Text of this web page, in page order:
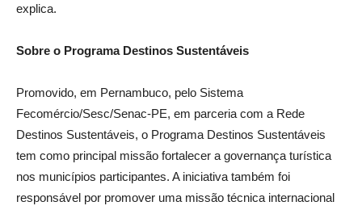
explica.
Sobre o Programa Destinos Sustentáveis
Promovido, em Pernambuco, pelo Sistema
Fecomércio/Sesc/Senac-PE, em parceria com a Rede
Destinos Sustentáveis, o Programa Destinos Sustentáveis
tem como principal missão fortalecer a governança turística
nos municípios participantes. A iniciativa também foi
responsável por promover uma missão técnica internacional